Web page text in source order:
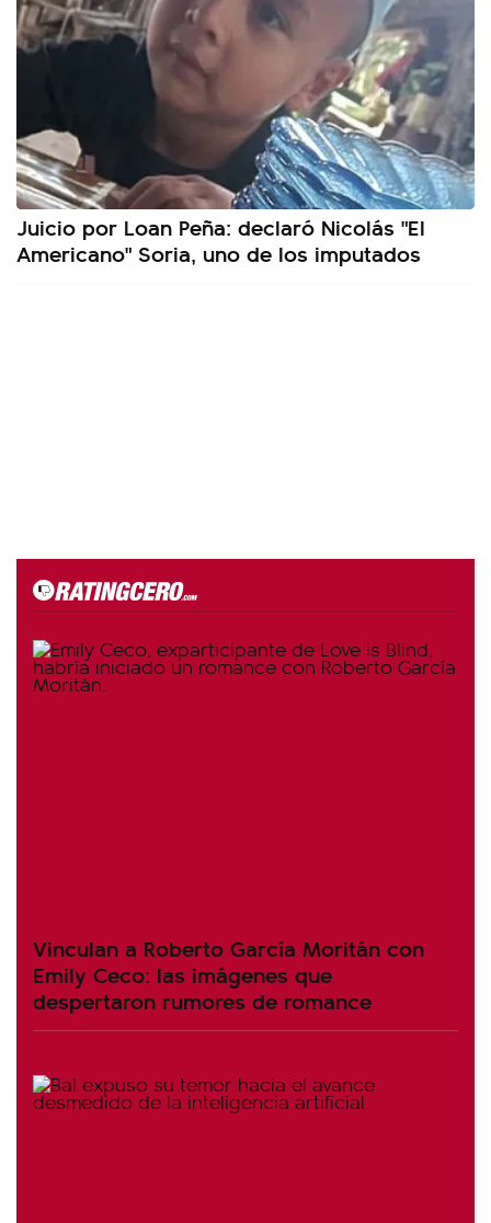
Juicio por Loan Peña: declaró Nicolás "El
Americano" Soria, uno de los imputados
Vinculan a Roberto García Moritán con
Emily Ceco: las imágenes que
despertaron rumores de romance